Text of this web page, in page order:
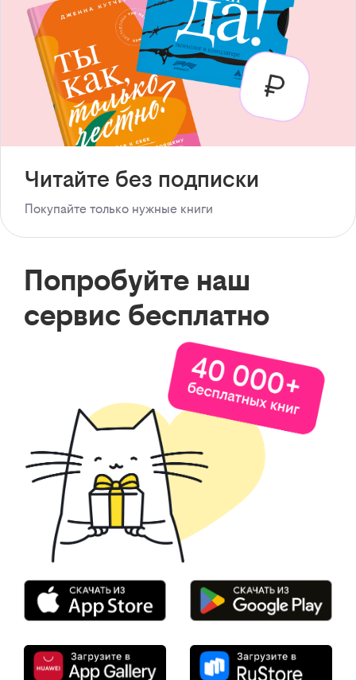
Читайте без подписки
Покупайте только нужные книги
Попробуйте наш
сервис бесплатно